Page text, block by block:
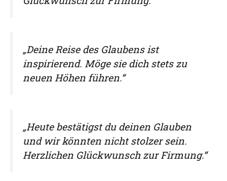
„Deine Reise des Glaubens ist
inspirierend. Möge sie dich stets zu
neuen Höhen führen.“
„Heute bestätigst du deinen Glauben
und wir könnten nicht stolzer sein.
Herzlichen Glückwunsch zur Firmung.“